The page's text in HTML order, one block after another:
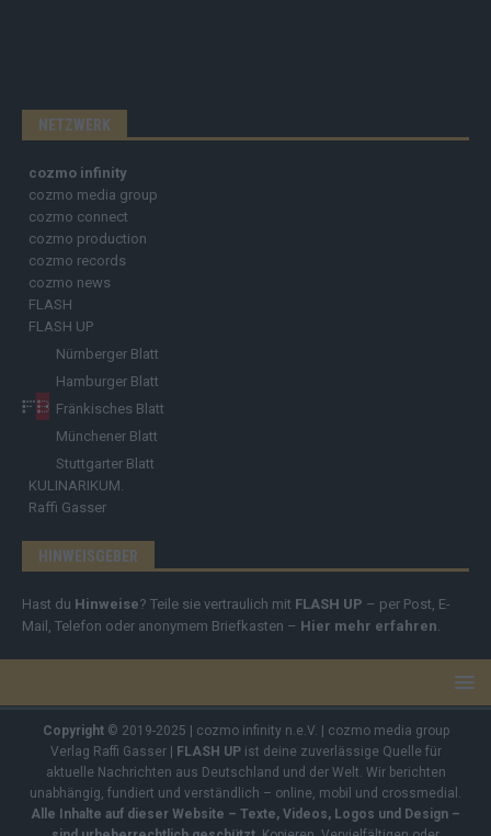
NETZWERK
cozmo infinity
cozmo media group
cozmo connect
cozmo production
cozmo records
cozmo news
FLASH
FLASH UP
Nürnberger Blatt
Hamburger Blatt
Fränkisches Blatt
Münchener Blatt
Stuttgarter Blatt
KULINARIKUM.
Raffi Gasser
HINWEISGEBER
Hast du Hinweise? Teile sie vertraulich mit FLASH UP – per Post, E-
Mail, Telefon oder anonymem Briefkasten – Hier mehr erfahren
Copyright© 2019-2025 | cozmo infinity n.e.V. | cozmo media group
Verlag Raffi Gasser | FLASH UPist deine zuverlässige Quelle für
aktuelle Nachrichten aus Deutschland und der Welt. Wir berichten
unabhängig, fundiert und verständlich – online, mobil und crossmedial.
Alle Inhalte auf dieser Website – Texte, Videos, Logos und Design –